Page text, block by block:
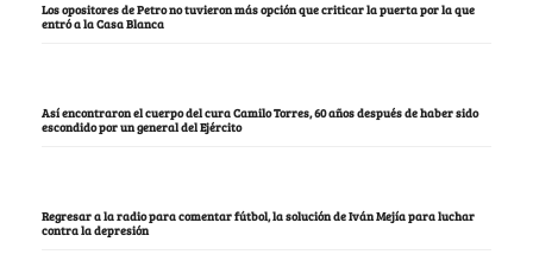
Los opositores de Petro no tuvieron más opción que criticar la puerta por la que
entró a la Casa Blanca
Así encontraron el cuerpo del cura Camilo Torres, 60 años después de haber sido
escondido por un general del Ejército
Regresar a la radio para comentar fútbol, la solución de Iván Mejía para luchar
contra la depresión